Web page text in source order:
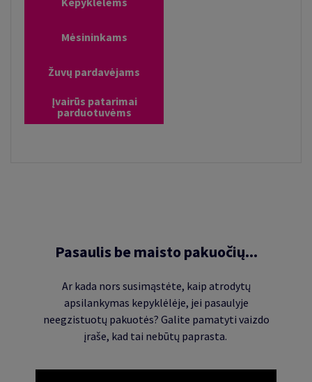
Mėsininkams
Žuvų pardavėjams
Įvairūs patarimai
parduotuvėms
Pasaulis be maisto pakuočių...
Ar kada nors susimąstėte, kaip atrodytų
apsilankymas kepyklėlėje, jei pasaulyje
neegzistuotų pakuotės? Galite pamatyti vaizdo
įraše, kad tai nebūtų paprasta.